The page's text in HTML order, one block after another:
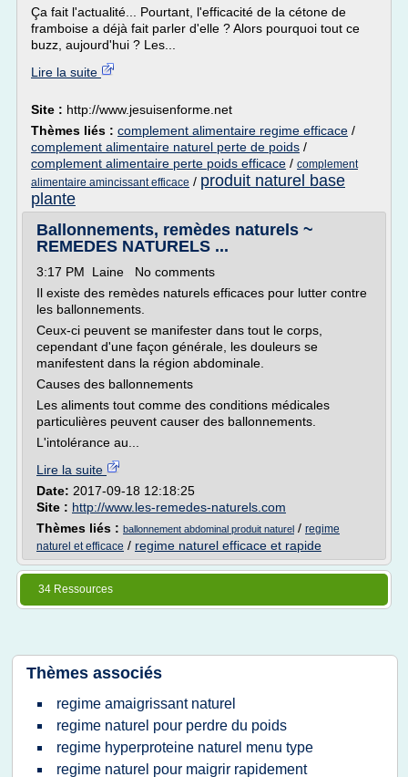
Ça fait l'actualité... Pourtant, l'efficacité de la cétone de
framboise a déjà fait parler d'elle ? Alors pourquoi tout ce
buzz, aujourd'hui ? Les...
Lire la suite
Site : http://www.jesuisenforme.net
Thèmes liés : complement alimentaire regime efficace /
complement alimentaire naturel perte de poids /
complement alimentaire perte poids efficace / complement
alimentaire amincissant efficace / produit naturel base
plante
Ballonnements, remèdes naturels ~
REMEDES NATURELS ...
3:17 PM Laine No comments
Il existe des remèdes naturels efficaces pour lutter contre
les ballonnements.
Ceux-ci peuvent se manifester dans tout le corps,
cependant d'une façon générale, les douleurs se
manifestent dans la région abdominale.
Causes des ballonnements
Les aliments tout comme des conditions médicales
particulières peuvent causer des ballonnements.
L'intolérance au...
Lire la suite
Date: 2017-09-18 12:18:25
Site : http://www.les-remedes-naturels.com
Thèmes liés : ballonnement abdominal produit naturel / regime
naturel et efficace / regime naturel efficace et rapide
34 Ressources
Thèmes associés
regime amaigrissant naturel
regime naturel pour perdre du poids
regime hyperproteine naturel menu type
regime naturel pour maigrir rapidement